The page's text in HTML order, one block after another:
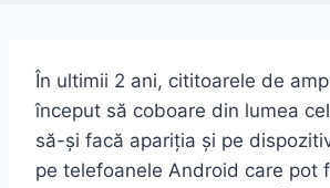
În ultimii 2 ani, cititoarele de
început să coboare din lumea
să-și facă apariția și pe
pe telefoanele Android care pot